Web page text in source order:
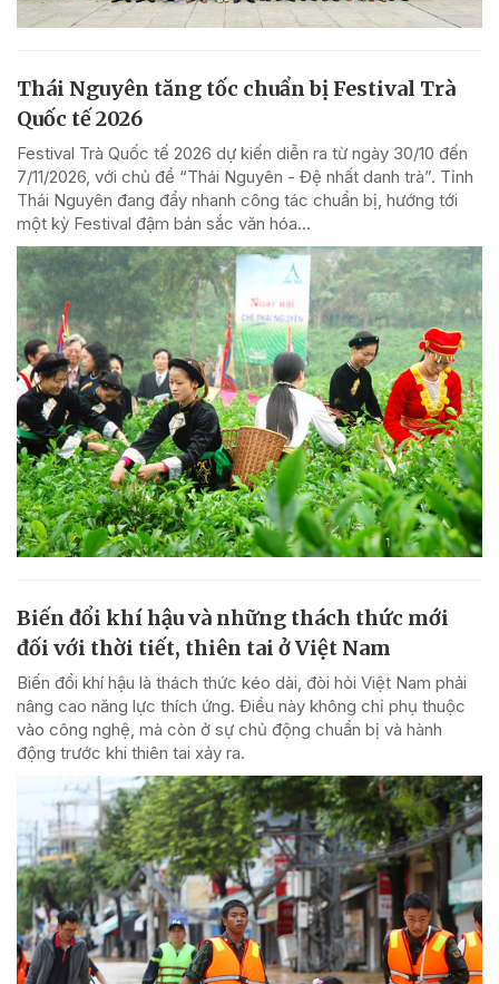
Thái Nguyên tăng tốc chuẩn bị Festival Trà
Quốc tế 2026
Festival Trà Quốc tế 2026 dự kiến diễn ra từ ngày 30/10 đến
7/11/2026, với chủ đề “Thái Nguyên - Đệ nhất danh trà”. Tỉnh
Thái Nguyên đang đẩy nhanh công tác chuẩn bị, hướng tới
một kỳ Festival đậm bản sắc văn hóa...
Biến đổi khí hậu và những thách thức mới
đối với thời tiết, thiên tai ở Việt Nam
Biến đổi khí hậu là thách thức kéo dài, đòi hỏi Việt Nam phải
nâng cao năng lực thích ứng. Điều này không chỉ phụ thuộc
vào công nghệ, mà còn ở sự chủ động chuẩn bị và hành
động trước khi thiên tai xảy ra.